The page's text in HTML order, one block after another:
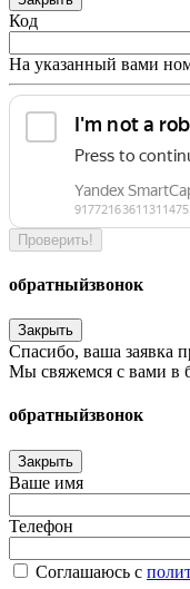
Код
На указанный вами
Проверить!
обратныйзвонок
Закрыть
Спасибо, ваша заявка
Мы свяжемся с вами в
обратныйзвонок
Закрыть
Ваше имя
Телефон
Соглашаюсь c